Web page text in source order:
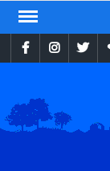
Skip
contentFacebook